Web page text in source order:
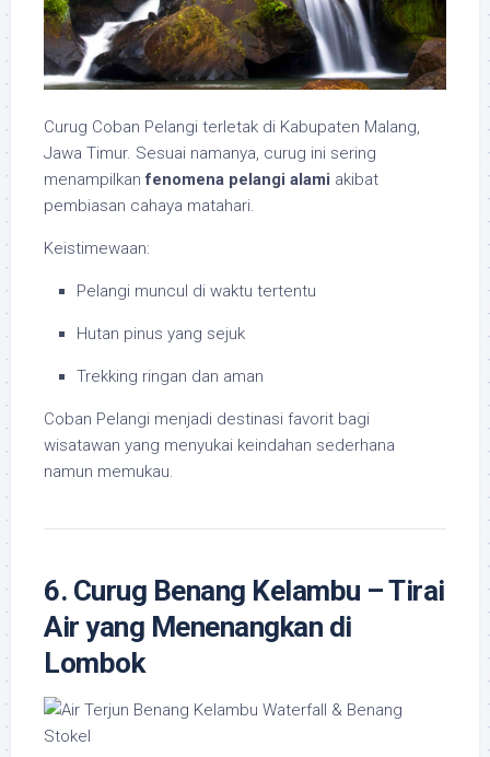
Curug Coban Pelangi terletak di Kabupaten Malang,
Jawa Timur. Sesuai namanya, curug ini sering
menampilkanfenomena pelangi alami akibat
pembiasan cahaya matahari.
Keistimewaan:
Pelangi muncul di waktu tertentu
Hutan pinus yang sejuk
Trekking ringan dan aman
Coban Pelangi menjadi destinasi favorit bagi
wisatawan yang menyukai keindahan sederhana
namun memukau.
6. Curug Benang Kelambu – Tirai
Air yang Menenangkan di
Lombok